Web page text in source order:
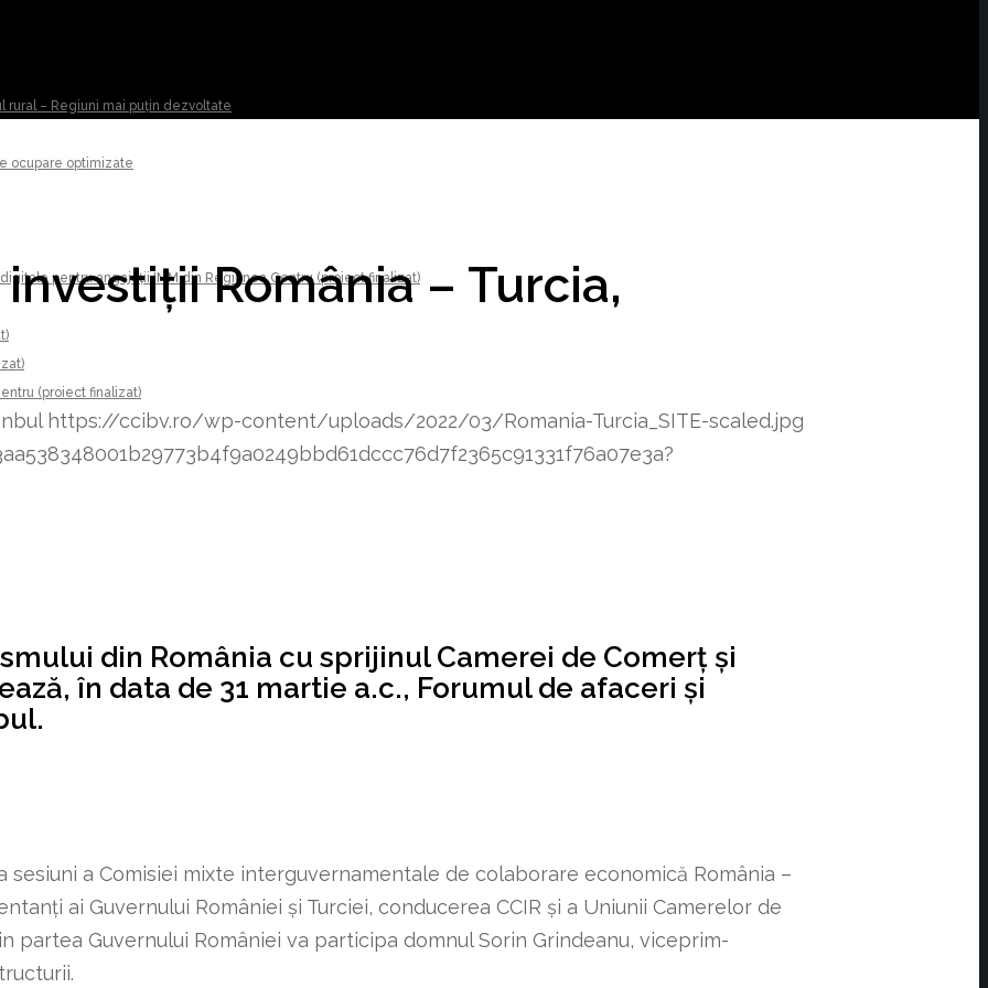
rural – Regiuni mai puțin dezvoltate
ocupare optimizate
pentru angajații IMM din Regiunea Centru (proiect finalizat)
(proiect finalizat)
România – Turcia,
https://ccibv.ro/wp-content/uploads/2022/03/Romania-Turcia_SITE-scaled.jpg
din România cu sprijinul Camerei de Comerț și
în data de 31 martie a.c., Forumul de afaceri și
sesiuni a Comisiei mixte interguvernamentale de colaborare economică România –
ai Guvernului României și Turciei, conducerea CCIR și a Uniunii Camerelor de
partea Guvernului României va participa domnul Sorin Grindeanu, viceprim-